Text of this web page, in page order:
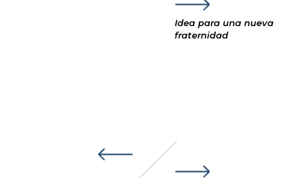
Idea para una nueva
fraternidad